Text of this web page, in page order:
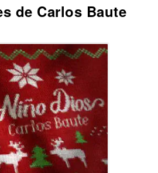
de Carlos Baute